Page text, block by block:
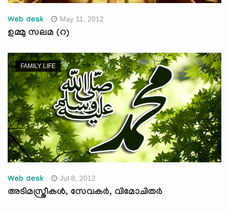
Web desk May 11, 2012
ഉമ്മു സലമ (റ)
FAMILY LIFE
Web desk Jul 8, 2012
അടിമസ്ത്രീകള്‍, സേവകര്‍, വിമോചിതര്‍